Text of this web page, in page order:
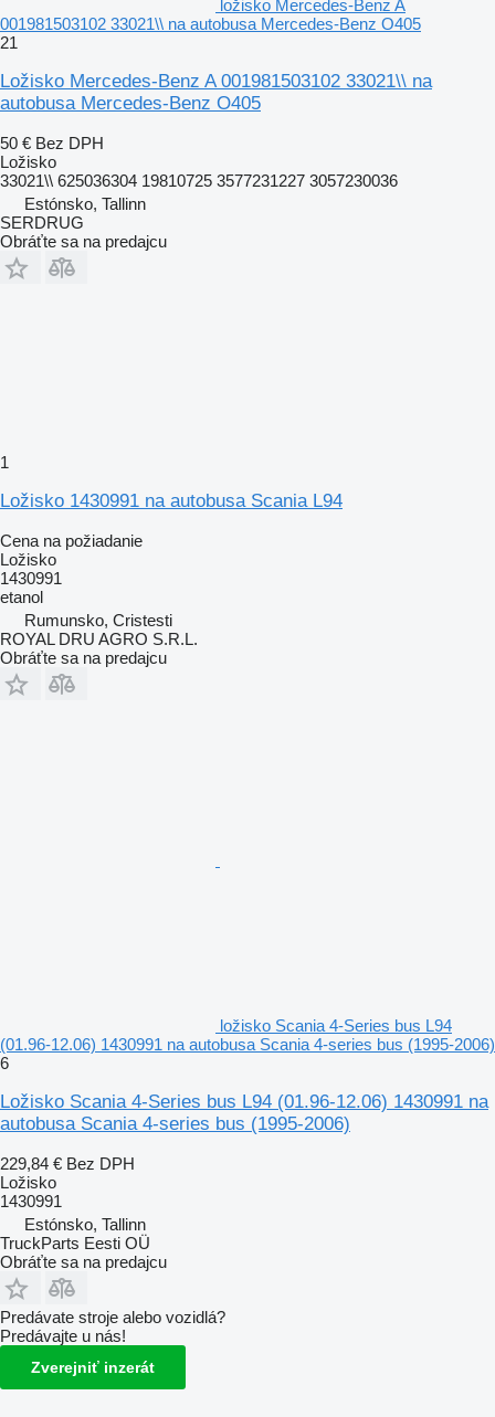
ložisko Mercedes-Benz A
001981503102 33021\\ na autobusa Mercedes-Benz O405
21
Ložisko Mercedes-Benz A 001981503102 33021\\ na
autobusa Mercedes-Benz O405
50 € Bez DPH
Ložisko
33021\\ 625036304 19810725 3577231227 3057230036
Estónsko, Tallinn
SERDRUG
Obráťte sa na predajcu
1
Ložisko 1430991 na autobusa Scania L94
Cena na požiadanie
Ložisko
1430991
etanol
Rumunsko, Cristesti
ROYAL DRU AGRO S.R.L.
Obráťte sa na predajcu
ložisko Scania 4-Series bus L94
(01.96-12.06) 1430991 na autobusa Scania 4-series bus (1995-2006)
6
Ložisko Scania 4-Series bus L94 (01.96-12.06) 1430991 na
autobusa Scania 4-series bus (1995-2006)
229,84 € Bez DPH
Ložisko
1430991
Estónsko, Tallinn
TruckParts Eesti OÜ
Obráťte sa na predajcu
Predávate stroje alebo vozidlá?
Predávajte u nás!
Zverejniť inzerát